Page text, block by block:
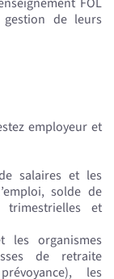
de leurs
employeur et
salaires et les
solde de
trimestrielles et
les organismes
de retraite
les